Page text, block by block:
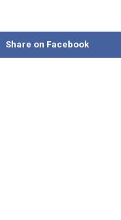
Share on Facebook